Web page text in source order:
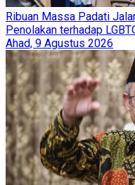
Ribuan Massa Padati
Penolakan terhadap
Ahad, 9 Agustus 2026